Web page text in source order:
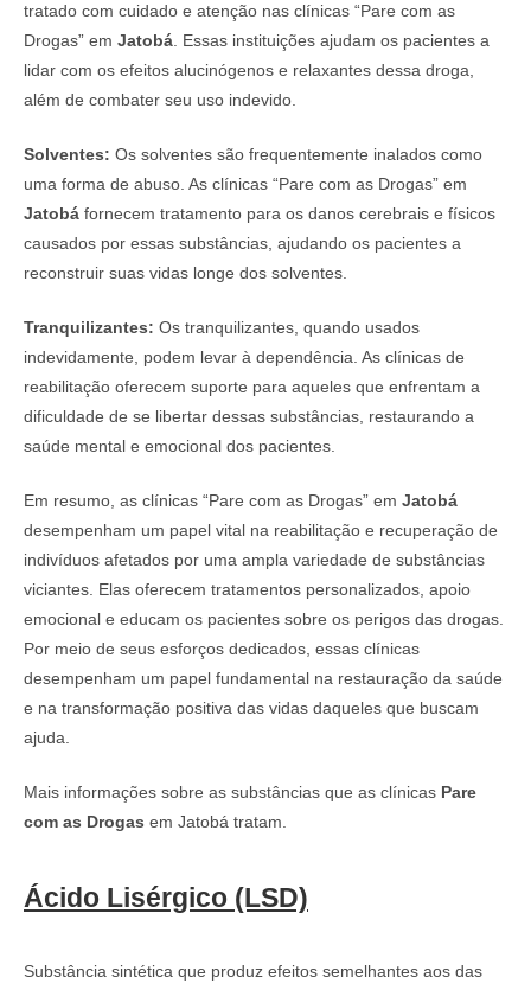
tratado com cuidado e atenção nas clínicas “Pare com as
Drogas” em Jatobá . Essas instituições ajudam os pacientes a
lidar com os efeitos alucinógenos e relaxantes dessa droga,
além de combater seu uso indevido.
Solventes: Os solventes são frequentemente inalados como
uma forma de abuso. As clínicas “Pare com as Drogas” em
Jatobá fornecem tratamento para os danos cerebrais e físicos
causados por essas substâncias, ajudando os pacientes a
reconstruir suas vidas longe dos solventes.
Tranquilizantes: Os tranquilizantes, quando usados
indevidamente, podem levar à dependência. As clínicas de
reabilitação oferecem suporte para aqueles que enfrentam a
dificuldade de se libertar dessas substâncias, restaurando a
saúde mental e emocional dos pacientes.
Em resumo, as clínicas “Pare com as Drogas” em Jatobá
desempenham um papel vital na reabilitação e recuperação de
indivíduos afetados por uma ampla variedade de substâncias
viciantes. Elas oferecem tratamentos personalizados, apoio
emocional e educam os pacientes sobre os perigos das drogas.
Por meio de seus esforços dedicados, essas clínicas
desempenham um papel fundamental na restauração da saúde
e na transformação positiva das vidas daqueles que buscam
ajuda.
Mais informações sobre as substâncias que as clínicas Pare
com as Drogas em Jatobá tratam.
Ácido Lisérgico (LSD)
Substância sintética que produz efeitos semelhantes aos das